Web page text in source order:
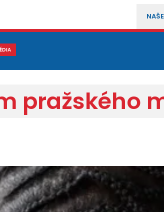
pražského